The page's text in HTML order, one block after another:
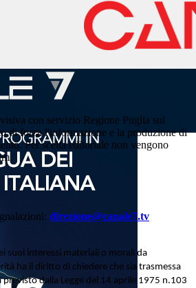
con servizio Regione Puglia sul
di forza l'informazione e la produzione di
Per scelta editoriale non vengono
direzione@canale7.tv
suoi interessi materiali o morali da
ha il diritto di chiedere che sia trasmessa
dalla Legge del 14 aprile 1975 n.103